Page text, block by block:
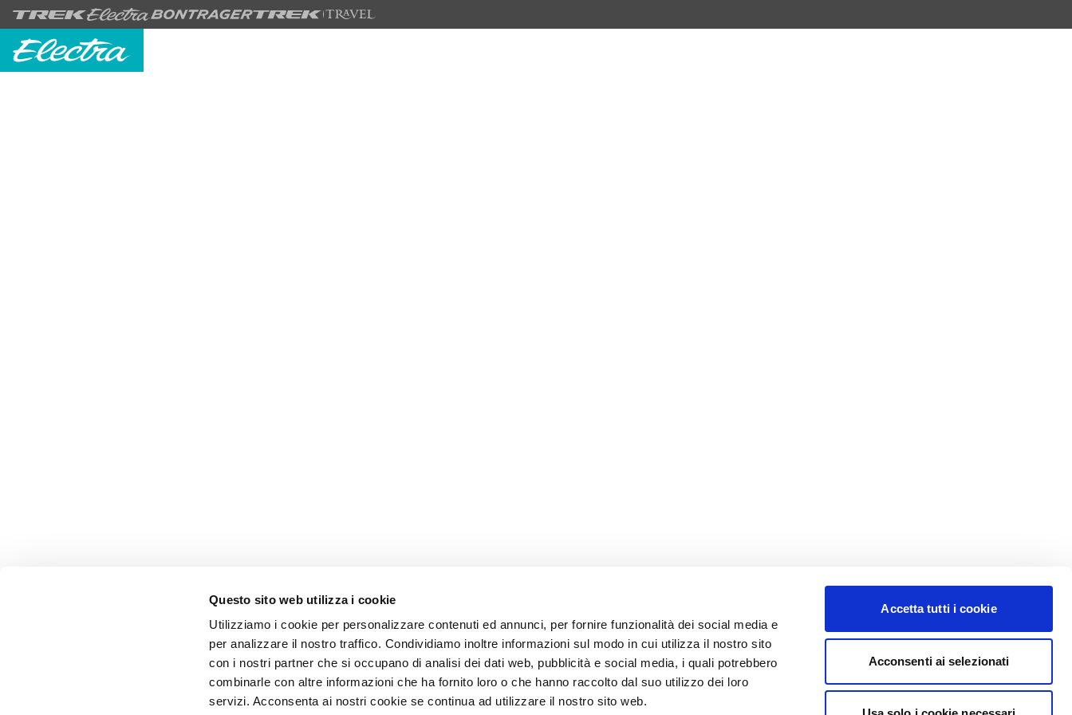
Questo sito web utilizza i cookie
Utilizziamo i cookie per personalizzare contenuti ed annunci, per fornire funzionalità dei social media e
per analizzare il nostro traffico. Condividiamo inoltre informazioni sul modo in cui utilizza il nostro sito
con i nostri partner che si occupano di analisi dei dati web, pubblicità e social media, i quali potrebbero
combinarle con altre informazioni che ha fornito loro o che hanno raccolto dal suo utilizzo dei loro
servizi. Acconsenta ai nostri cookie se continua ad utilizzare il nostro sito web.
Accetta tutti i cookie
Acconsenti ai selezionati